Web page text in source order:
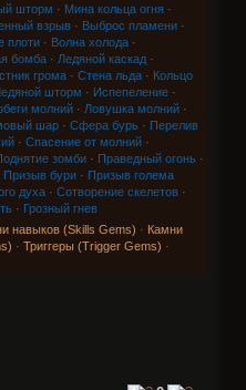
шторм · Мина кольца огня·
взрыв· Выброс пламени·
плоти· Волна холода·
бомба· Ледяной каскад·
грома· Стена льда· Кольцо
шторм · Испепеление·
молний· Ловушка молний·
шар· Сфера бурь· Перелив
· Спасение от молний·
зомби· Праведный огонь·
Призыв бури· Призыв голема
духа· Сотворение скелетов·
· Грозный гнев
навыков (Skills Gems) · Камни
· Триггеры (Trigger Gems) ·